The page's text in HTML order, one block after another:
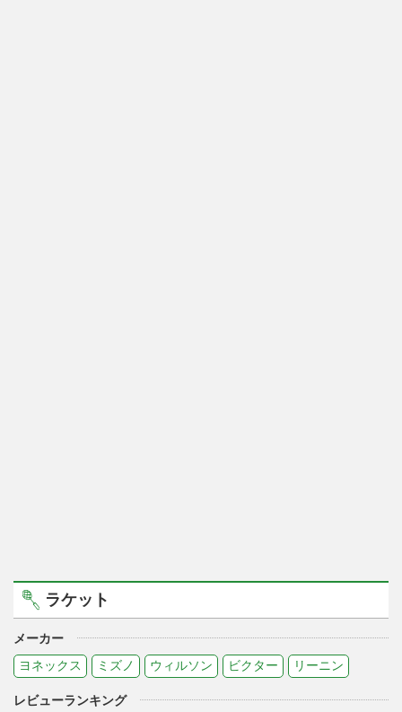
ラケット
メーカー
ヨネックス
ミズノ ウィルソン ビクター リーニン
レビューランキング